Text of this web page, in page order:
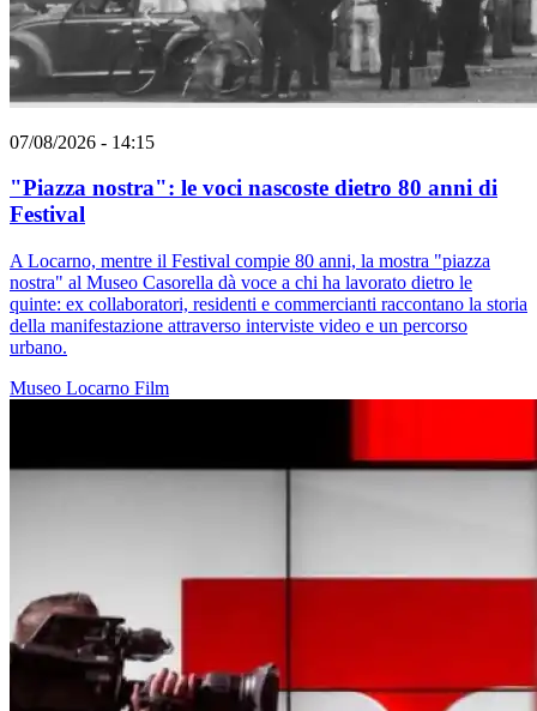
07/08/2026 - 14:15
"Piazza nostra": le voci nascoste dietro 80 anni di
Festival
A Locarno, mentre il Festival compie 80 anni, la mostra "piazza
nostra" al Museo Casorella dà voce a chi ha lavorato dietro le
quinte: ex collaboratori, residenti e commercianti raccontano la storia
della manifestazione attraverso interviste video e un percorso
urbano.
Museo Locarno Film